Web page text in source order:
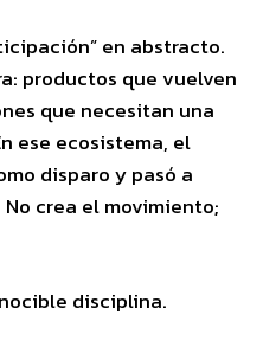
en abstracto.
productos que vuelven
que necesitan una
ese ecosistema, el
disparo y pasó a
crea el movimiento;
disciplina.